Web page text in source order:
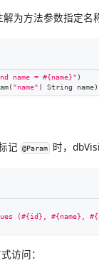
解为方法参数指定名
name = #{name}" )
( "name" ) String name)
记 @Param 时，
(#{id}, #{name},
访问：